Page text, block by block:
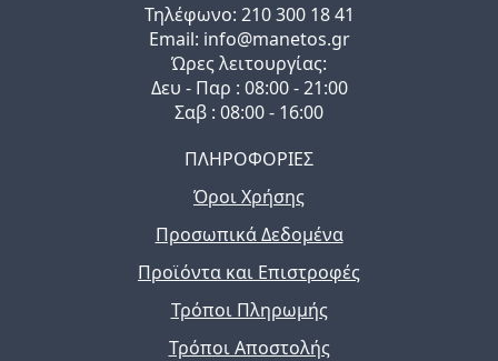
Τηλέφωνo: 210 300 18 41
Email: info@manetos.gr
Ώρες λειτουργίας:
Δευ - Παρ : 08:00 - 21:00
Σαβ : 08:00 - 16:00
ΠΛΗΡΟΦΟΡΙΕΣ
Όροι Χρήσης
Προσωπικά Δεδομένα
Προϊόντα και Επιστροφές
Τρόποι Πληρωμής
Τρόποι Αποστολής